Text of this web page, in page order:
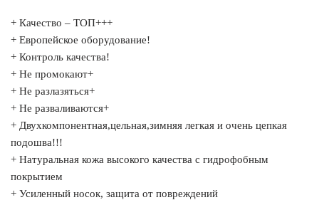
+ Качество – ТОП+++
+ Европейское оборудование!
+ Контроль качества!
+ Не промокают+
+ Не разлазяться+
+ Не разваливаются+
+ Двухкомпонентная,цельная,зимняя легкая и очень цепкая
подошва!!!
+ Натуральная кожа высокого качества с гидрофобным
покрытием
+ Усиленный носок, защита от повреждений